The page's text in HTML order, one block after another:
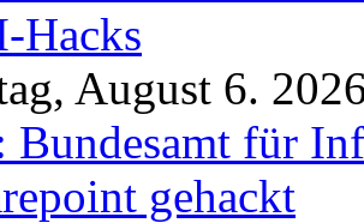
Hacks
August 6.
Bundesamt für
gehackt